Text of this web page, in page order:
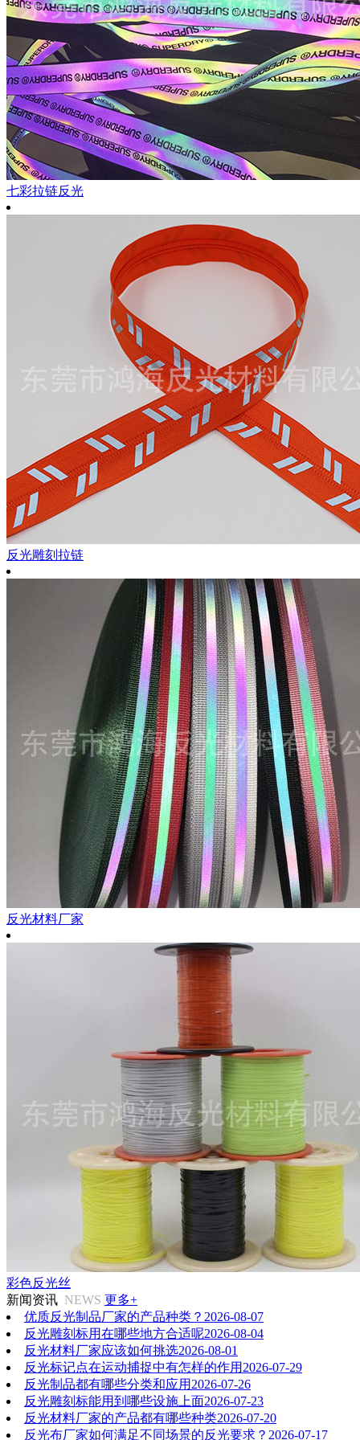
七彩拉链反光
反光雕刻拉链
反光材料厂家
彩色反光丝
新闻资讯 NEWS 更多+
优质反光制品厂家的产品种类？ 2026-08-07
反光雕刻标用在哪些地方合适呢2026-08-04
反光材料厂家应该如何挑选2026-08-01
反光标记点在运动捕捉中有怎样的作用 2026-07-29
反光制品都有哪些分类和应用 2026-07-26
反光雕刻标能用到哪些设施上面2026-07-23
反光材料厂家的产品都有哪些种类2026-07-20
反光布厂家如何满足不同场景的反光要求？ 2026-07-17